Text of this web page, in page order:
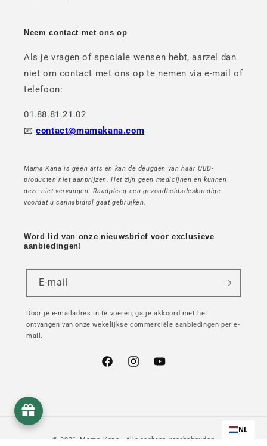
Neem contact met ons op
Als je vragen of speciale wensen hebt, aarzel dan
niet om contact met ons op te nemen via e-mail of
telefoon:
01.88.81.21.02
📧contact@mamakana.com
Mama Kana is geen arts en kan de deugden van haar CBD-
producten niet aanprijzen. Het zijn geen medicijnen en kunnen
deze niet vervangen. Raadpleeg een gezondheidsdeskundige
voordat u cannabidiol gaat gebruiken.
Word lid van onze nieuwsbrief voor exclusieve
aanbiedingen!
E-mail
Door je e-mailadres in te voeren, ga je akkoord met het
ontvangen van onze wekelijkse commerciële aanbiedingen per e-
mail.
FacebookInstagramYouTube
© 2026,Mama Kana - Alle rechten voorbehouden
NL